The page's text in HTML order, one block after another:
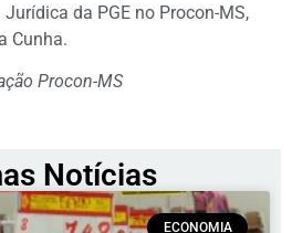
da PGE no Procon-MS,
Cunha.
Procon-MS
Notícias
ECONOMIA